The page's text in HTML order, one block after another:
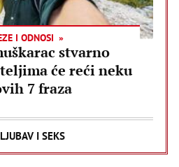
I ODNOSI
stvarno
će reći neku
7 fraza
I SEKS